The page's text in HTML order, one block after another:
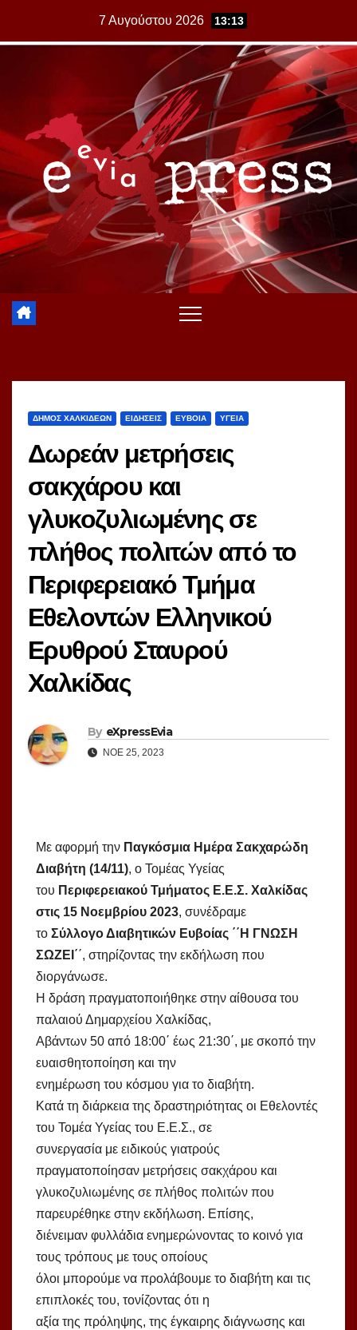
7 Αυγούστου 2026 13:13
ΔΗΜΟΣ ΧΑΛΚΙΔΕΩΝ ΕΙΔΗΣΕΙΣ ΕΥΒΟΙΑ ΥΓΕΙΑ
Δωρεάν μετρήσεις
σακχάρου και
γλυκοζυλιωμένης σε
πλήθος πολιτών από το
Περιφερειακό Τμήμα
Εθελοντών Ελληνικού
Ερυθρού Σταυρού
Χαλκίδας
By eXpressEvia
ΝΟΈ 25, 2023
Με αφορμή την Παγκόσμια Ημέρα Σακχαρώδη
Διαβήτη (14/11), ο Τομέας Υγείας
του Περιφερειακού Τμήματος Ε.Ε.Σ. Χαλκίδας
στις 15 Νοεμβρίου 2023, συνέδραμε
το Σύλλογο Διαβητικών Ευβοίας ΄΄Η ΓΝΩΣΗ
ΣΩΖΕΙ΄΄, στηρίζοντας την εκδήλωση που
διοργάνωσε.
Η δράση πραγματοποιήθηκε στην αίθουσα του
παλαιού Δημαρχείου Χαλκίδας,
Αβάντων 50 από 18:00΄ έως 21:30΄, με σκοπό την
ευαισθητοποίηση και την
ενημέρωση του κόσμου για το διαβήτη.
Κατά τη διάρκεια της δραστηριότητας οι Εθελοντές
του Τομέα Υγείας του Ε.Ε.Σ., σε
συνεργασία με ειδικούς γιατρούς
πραγματοποίησαν μετρήσεις σακχάρου και
γλυκοζυλιωμένης σε πλήθος πολιτών που
παρευρέθηκε στην εκδήλωση. Επίσης,
διένειμαν φυλλάδια ενημερώνοντας το κοινό για
τους τρόπους με τους οποίους
όλοι μπορούμε να προλάβουμε το διαβήτη και τις
επιπλοκές του, τονίζοντας ότι η
αξία της πρόληψης, της έγκαιρης διάγνωσης και